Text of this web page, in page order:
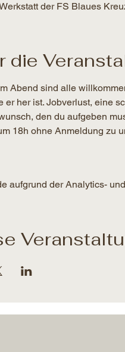
der FS Blaues
die
Abend sind alle
er her ist. Jobverlust, eine
den du aufgeben
18h ohne Anmeldung zu
aufgrund der Analytics-